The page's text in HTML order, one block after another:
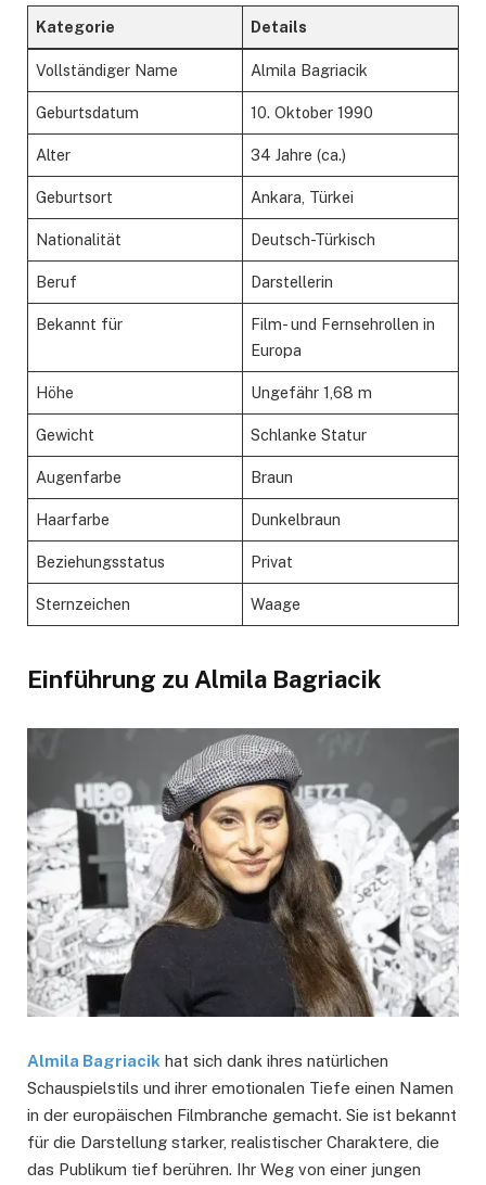
Kategorie Details
Vollständiger Name Almila Bagriacik
Geburtsdatum 10. Oktober 1990
Alter 34 Jahre (ca.)
Geburtsort Ankara, Türkei
Nationalität Deutsch-Türkisch
Beruf Darstellerin
Bekannt für
Film- und Fernsehrollen in
Europa
Höhe Ungefähr 1,68 m
Gewicht Schlanke Statur
Augenfarbe Braun
Haarfarbe Dunkelbraun
Beziehungsstatus Privat
Sternzeichen Waage
Einführung zu Almila Bagriacik
Almila Bagriacik hat sich dank ihres natürlichen
Schauspielstils und ihrer emotionalen Tiefe einen Namen
in der europäischen Filmbranche gemacht. Sie ist bekannt
für die Darstellung starker, realistischer Charaktere, die
das Publikum tief berühren. Ihr Weg von einer jungen